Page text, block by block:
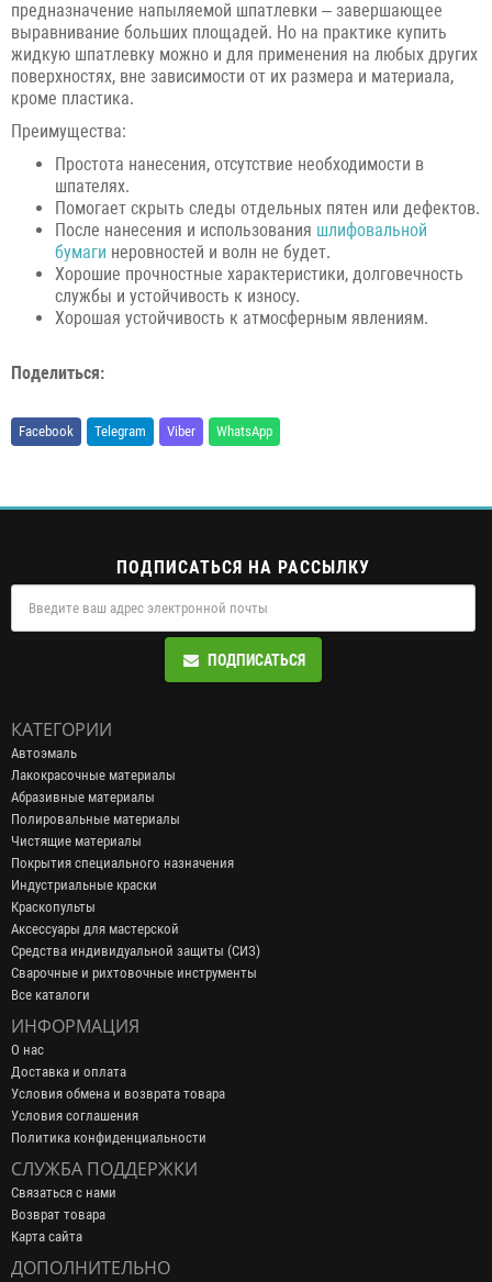
предназначение напыляемой шпатлевки – завершающее
выравнивание больших площадей. Но на практике купить
жидкую шпатлевку можно и для применения на любых других
поверхностях, вне зависимости от их размера и материала,
кроме пластика.
Преимущества:
Простота нанесения, отсутствие необходимости в
шпателях.
Помогает скрыть следы отдельных пятен или дефектов.
После нанесения и использования шлифовальной
бумаги неровностей и волн не будет.
Хорошие прочностные характеристики, долговечность
службы и устойчивость к износу.
Хорошая устойчивость к атмосферным явлениям.
Поделиться:
Facebook Telegram Viber WhatsApp
ПОДПИСАТЬСЯ НА РАССЫЛКУ
ПОДПИСАТЬСЯ
КАТЕГОРИИ
Автоэмаль
Лакокрасочные материалы
Абразивные материалы
Полировальные материалы
Чистящие материалы
Покрытия специального назначения
Индустриальные краски
Краскопульты
Аксессуары для мастерской
Средства индивидуальной защиты (СИЗ)
Сварочные и рихтовочные инструменты
Все каталоги
ИНФОРМАЦИЯ
О нас
Доставка и оплата
Условия обмена и возврата товара
Условия соглашения
Политика конфиденциальности
СЛУЖБА ПОДДЕРЖКИ
Связаться с нами
Возврат товара
Карта сайта
ДОПОЛНИТЕЛЬНО